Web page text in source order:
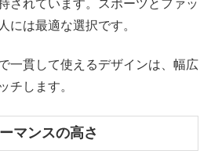
されています。スポーツとファッ
には最適な選択です。
一貫して使えるデザインは、幅広
チします。
マンスの高さ